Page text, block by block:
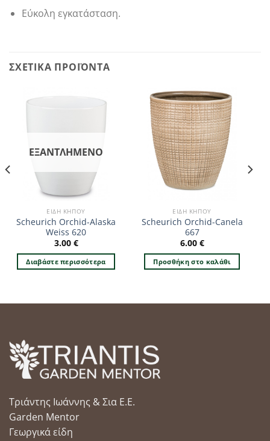
Εύκολη εγκατάσταση.
ΣΧΕΤΙΚΆ ΠΡΟΪΌΝΤΑ
ΕΞΑΝΤΛΗΜΈΝΟ
ΕΊΔΗ ΚΉΠΟΥ
Scheurich Orchid-Alaska
Weiss 620
3.00 €
Διαβάστε περισσότερα
ΕΊΔΗ ΚΉΠΟΥ
Scheurich Orchid-Canela
667
6.00 €
Προσθήκη στο καλάθι
Τριάντης Ιωάννης & Σια Ε.Ε.
Garden Mentor
Γεωργικά είδη